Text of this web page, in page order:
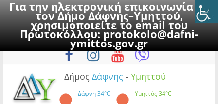
Για την ηλεκτρονική επικοινωνία με
τον Δήμο Δάφνης–Υμηττού,
χρησιμοποιείτε το email του
Πρωτοκόλλου:protokolo@dafni-
ymittos.gov.gr
to
Πέμπτη, 6 Αυγούστου 2026
Δήμος Δάφνης - Υμηττού
Δάφνη34°C Υμηττός34°C